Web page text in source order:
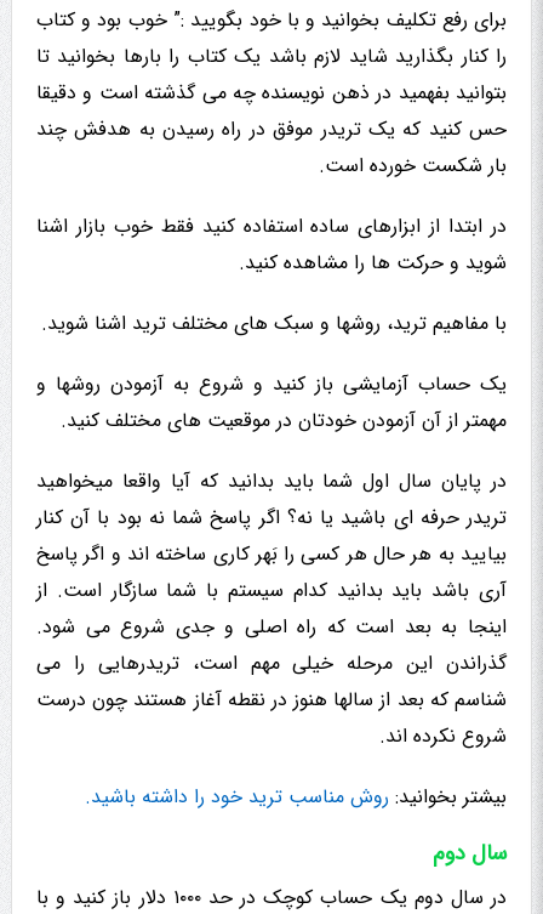
برای رفع تکلیف بخوانید و با خود بگویید :” خوب بود و کتاب
را کنار بگذارید شاید لازم باشد یک کتاب را بارها بخوانید تا
بتوانید بفهمید در ذهن نویسنده چه می گذشته است و دقیقا
حس کنید که یک تریدر موفق در راه رسیدن به هدفش چند
بار شکست خورده است.
در ابتدا از ابزارهای ساده استفاده کنید فقط خوب بازار اشنا
شوید و حرکت ها را مشاهده کنید.
با مفاهیم ترید، روشها و سبک های مختلف ترید اشنا شوید.
یک حساب آزمایشی باز کنید و شروع به آزمودن روشها و
مهمتر از آن آزمودن خودتان در موقعیت های مختلف کنید.
در پایان سال اول شما باید بدانید که آیا واقعا میخواهید
تریدر حرفه ای باشید یا نه؟ اگر پاسخ شما نه بود با آن کنار
بیایید به هر حال هر کسی را بَهر کاری ساخته اند و اگر پاسخ
آری باشد باید بدانید کدام سیستم با شما سازگار است. از
اینجا به بعد است که راه اصلی و جدی شروع می شود.
گذراندن این مرحله خیلی مهم است، تریدرهایی را می
شناسم که بعد از سالها هنوز در نقطه آغاز هستند چون درست
شروع نکرده اند.
بیشتر بخوانید: روش مناسب ترید خود را داشته باشید.
سال دوم
در سال دوم یک حساب کوچک در حد ۱۰۰۰ دلار باز کنید و با